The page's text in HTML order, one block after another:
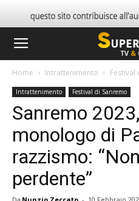
Home Intrattenimento Festival
Intrattenimento Festival di Sanremo
Sanremo
monologo di
razzismo:
perdente”